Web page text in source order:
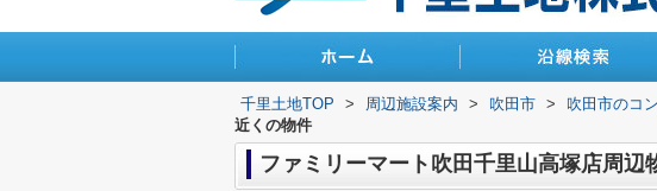
千里土地TOP > 周辺施設案内 > 吹田市 > 吹田市のコ
近くの物件
ファミリーマート吹田千里山高塚店周辺